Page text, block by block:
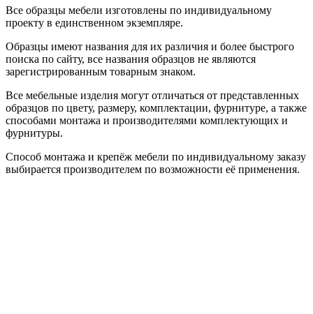
Все образцы мебели изготовлены по индивидуальному
проекту в единственном экземпляре.
Образцы имеют названия для их различия и более быстрого
поиска по сайту, все названия образцов не являются
зарегистрированным товарным знаком.
Все мебельные изделия могут отличаться от представленных
образцов по цвету, размеру, комплектации, фурнитуре, а также
способами монтажа и производителями комплектующих и
фурнитуры.
Способ монтажа и крепёж мебели по индивидуальному заказу
выбирается производителем по возможности её применения.